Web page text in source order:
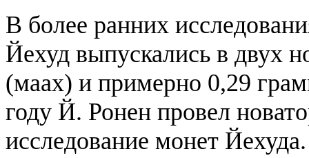
В более ранних
Йехуд выпускались в двух
(маах) и примерно 0,29
году Й. Ронен провел
исследование монет